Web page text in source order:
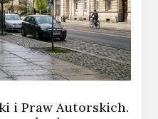
i Praw Autorskich.